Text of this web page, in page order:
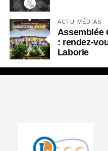
ACTU-MÉDIAS
Assemblée
: rendez-
Laborie